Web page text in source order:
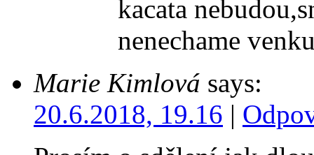
kacata
nenechame
Marie Kimlová says:
20.6.2018, 19.16 |